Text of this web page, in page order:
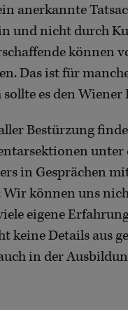
anerkannte
und nicht durch
können
Das ist für
es den Wiener
Bestürzung
unter
in Gesprächen
Wir können uns
eigene
keine Details aus
in der